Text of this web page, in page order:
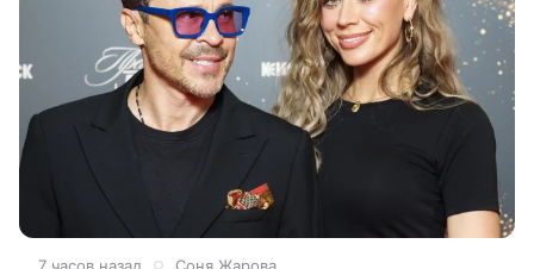
7 часов назад Соня Жарова